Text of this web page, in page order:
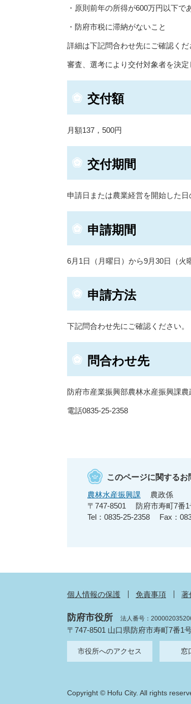
・原則前年の所得が600万円以下で
・防府市税に滞納がないこと
詳細は下記問合わせ先にご確認くだ
審査、選考により交付対象者を決定
交付額
月額137，500円
交付期間
申請日または農業経営を開始した
申請期間
6月1日（月曜日）から9月30日（火
申請方法
下記問合わせ先にご確認ください。
問合わせ先
防府市産業振興部農林水産振興課農
電話0835-25-2358
このページに関するお
農林水産振興課
農政係
〒747-8501
防府市寿町7番1
Tel：0835-25-2358
Fax：
個人情報の保護 免責事項 著
防府市役所 法人番号：
〒747-8501 山口県防府市寿町7番1
市役所へのアクセス 窓
Copyright © Hofu City. All rights